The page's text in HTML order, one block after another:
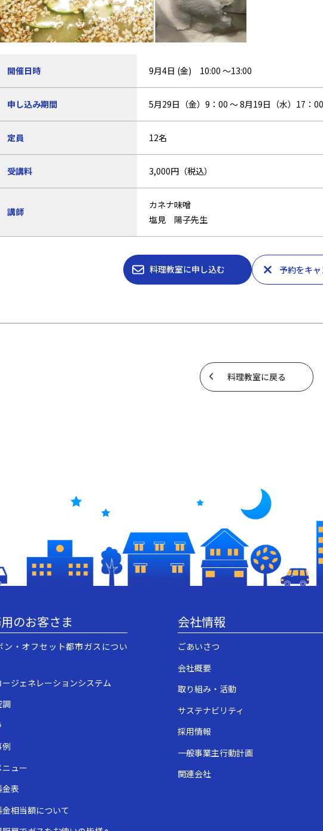
開催日時 9月4日 (金) 10:00 ～13:00
申し込み期間 5月29日（金）9：00 ～ 8月19日（水）17：00
定員 12名
受講料 3,000円（税込）
講師
カネナ味噌
塩見 陽子先生
料理教室に申し込む 予約をキ
料理教室に戻る
のお客さま
ン・オフセット都市ガスについ
ージェネレーションシステム
調
例
ュー
金表
相当額について
会社情報
ごあいさつ
会社概要
取り組み・活動
サステナビリティ
採用情報
一般事業主行動計画
関連会社